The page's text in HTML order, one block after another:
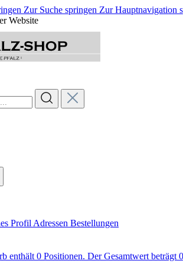
Zur Suche springen Zur Hauptnavigation
Profil Adressen Bestellungen
enthält 0 Positionen. Der Gesamtwert beträgt